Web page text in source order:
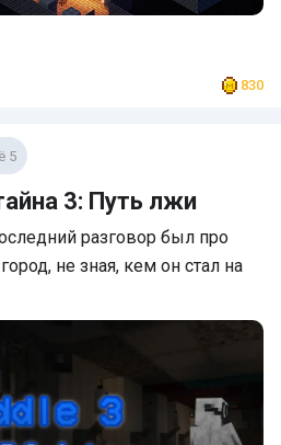
830
5
3: Путь лжи
разговор был про
не зная, кем он стал на